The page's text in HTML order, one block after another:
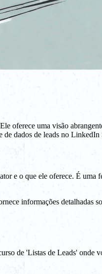
oferece uma visão
de dados de leads no
e o que ele oferece. É uma
informações detalhadas
de 'Listas de Leads' onde